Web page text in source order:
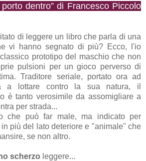
dentro” di Francesco Piccolo
di leggere un libro che parla di una
vi hanno segnato di più? Ecco, l'io
prototipo del maschio che non
pulsioni per un gioco perverso di
Traditore seriale, portato ora ad
a lottare contro la sua natura, il
è tanto verosimile da assomigliare a
per strada...
che può far male, ma indicato per
più del lato deteriore e "animale" che
se non altro.
scherzo leggere...